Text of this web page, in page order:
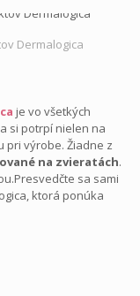
Dermalogica
je vo všetkých
si potrpí nielen na
pri výrobe. Žiadne z
na zvieratách.
sa sami
ktorá ponúka